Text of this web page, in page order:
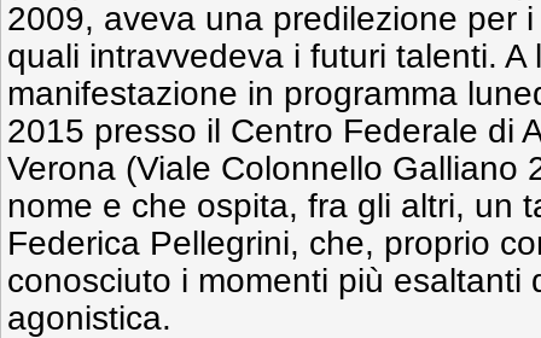
2009, aveva una predilezione per
quali intravvedeva i futuri talenti. A
manifestazione in programma
2015 presso il Centro Federale di
Verona (Viale Colonnello Galliano
nome e che ospita, fra gli altri, un
Federica Pellegrini, che, proprio
conosciuto i momenti più esaltanti
agonistica.